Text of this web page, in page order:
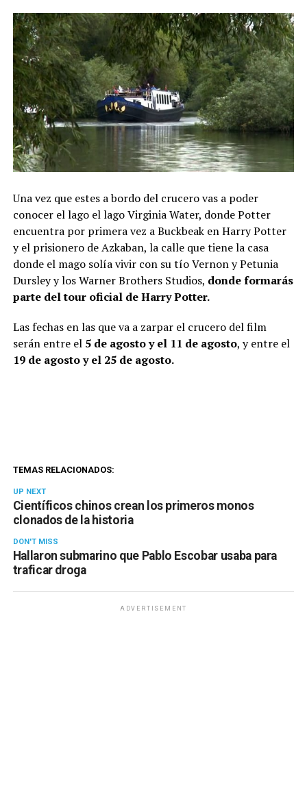
Una vez que estes a bordo del crucero vas a poder
conocer el lago el lago Virginia Water, donde Potter
encuentra por primera vez a Buckbeak en Harry Potter
y el prisionero de Azkaban, la calle que tiene la casa
donde el mago solía vivir con su tío Vernon y Petunia
Dursley y los Warner Brothers Studios, donde formarás
parte del tour oficial de Harry Potter.
Las fechas en las que va a zarpar el crucero del film
serán entre el 5 de agosto y el 11 de agosto, y entre el
19 de agosto y el 25 de agosto.
TEMAS RELACIONADOS:
UP NEXT
Científicos chinos crean los primeros monos
clonados de la historia
DON'T MISS
Hallaron submarino que Pablo Escobar usaba para
traficar droga
ADVERTISEMENT